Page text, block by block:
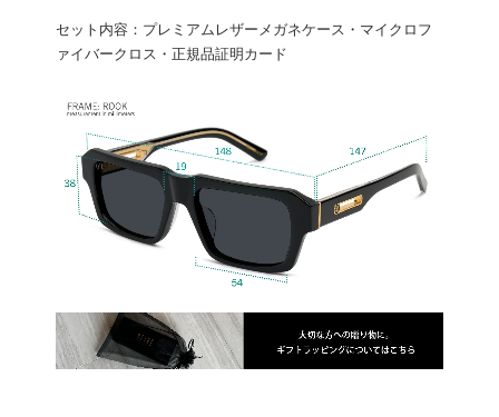
セット内容：プレミアムレザーメガネケース・マイクロフ
ァイバークロス・正規品証明カード